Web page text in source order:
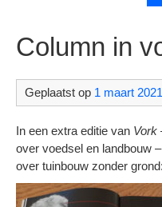
Column in
Geplaatst op 1 maart 2021
In een extra editie van Vork
over voedsel en landbouw
over tuinbouw zonder grond: